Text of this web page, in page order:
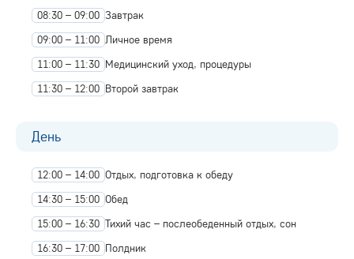
08:30 – 09:00 Завтрак
09:00 – 11:00 Личное время
11:00 – 11:30 Медицинский уход, процедуры
11:30 – 12:00 Второй завтрак
День
12:00 – 14:00 Отдых, подготовка к обеду
14:30 – 15:00 Обед
15:00 – 16:30 Тихий час – послеобеденный отдых, сон
16:30 – 17:00 Полдник